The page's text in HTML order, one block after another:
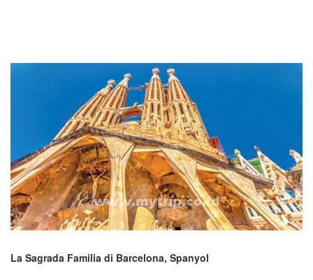
La Sagrada Familia di Barcelona, Spanyol